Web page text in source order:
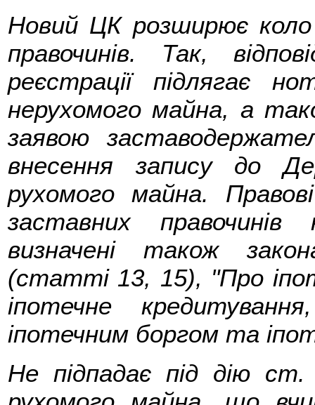
Новий ЦК розширює коло
правочинів. Так,
реєстрації підлягає
нерухомого майна, а
заявою
внесення запису до
рухомого майна.
заставних
визначені також
(статті 13, 15), "Про
іпотечне
іпотечним боргом та
Не підпадає під дію